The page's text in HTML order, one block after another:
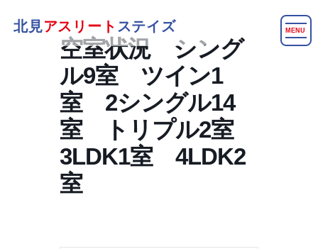
北見アスリート ステイズ MENU
空室状況 シング
ル9室 ツイン1
室 2シングル14
室 トリプル2室
3LDK1室 4LDK2
室